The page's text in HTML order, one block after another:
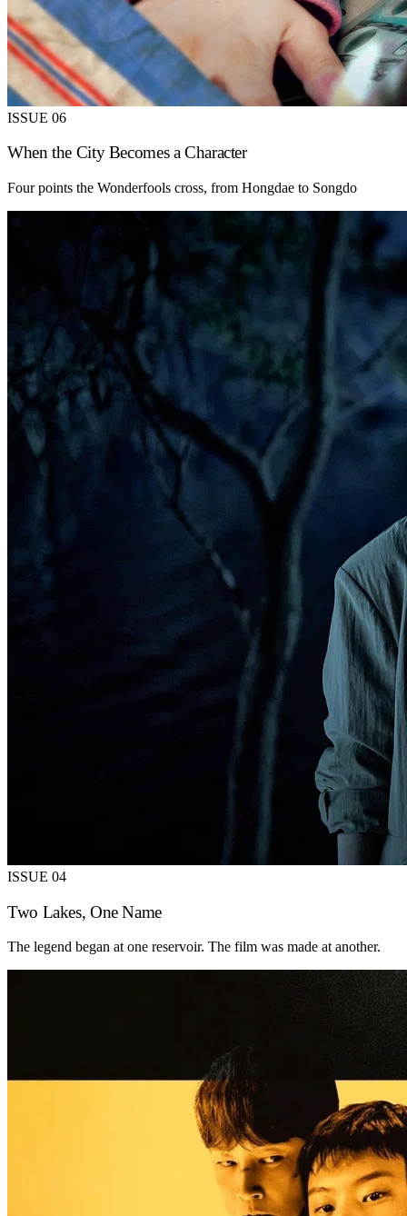
ISSUE 06
When the City Becomes a Character
Four points the Wonderfools cross, from Hongdae to Songdo
ISSUE 04
Two Lakes, One Name
The legend began at one reservoir. The film was made at another.